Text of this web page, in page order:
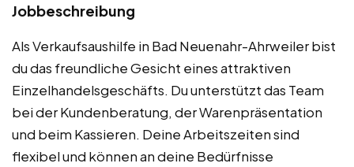
Jobbeschreibung
Als Verkaufsaushilfe in Bad Neuenahr-Ahrweiler bist
du das freundliche Gesicht eines attraktiven
Einzelhandelsgeschäfts. Du unterstützt das Team
bei der Kundenberatung, der Warenpräsentation
und beim Kassieren. Deine Arbeitszeiten sind
flexibel und können an deine Bedürfnisse